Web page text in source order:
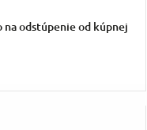
odstúpenie od kúpnej